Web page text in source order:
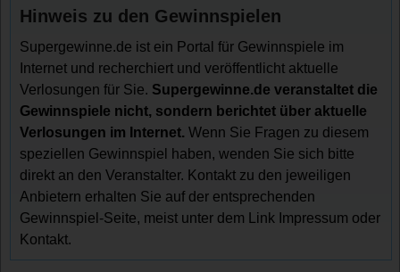
Hinweis zu den Gewinnspielen
Supergewinne.de ist ein Portal für Gewinnspiele im
Internet und recherchiert und veröffentlicht aktuelle
Verlosungen für Sie. Supergewinne.de veranstaltet die
Gewinnspiele nicht, sondern berichtet über aktuelle
Verlosungen im Internet. Wenn Sie Fragen zu diesem
speziellen Gewinnspiel haben, wenden Sie sich bitte
direkt an den Veranstalter. Kontakt zu den jeweiligen
Anbietern erhalten Sie auf der entsprechenden
Gewinnspiel-Seite, meist unter dem Link Impressum oder
Kontakt.